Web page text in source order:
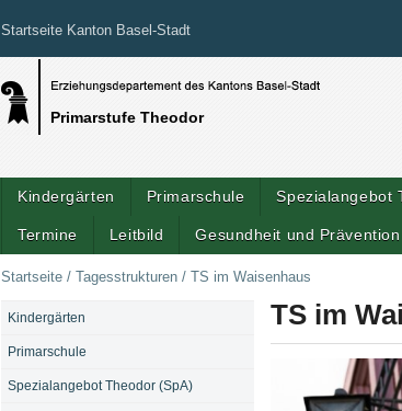
Startseite Kanton Basel-Stadt
Primarstufe Theodor
Kindergärten Primarschule Spezialangebot
Termine Leitbild Gesundheit und Prävention
Startseite / Tagesstrukturen / TS im Waisenhaus
TS im
NAVIGATION
Kindergärten
Primarschule
Spezialangebot Theodor (SpA)